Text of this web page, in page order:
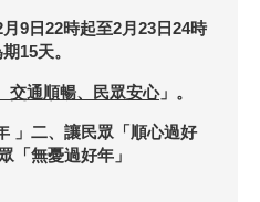
9日22時起至2月23日24時
15天。
交通順暢、民眾安心」。
」二、讓民眾「順心過好
「無憂過好年」